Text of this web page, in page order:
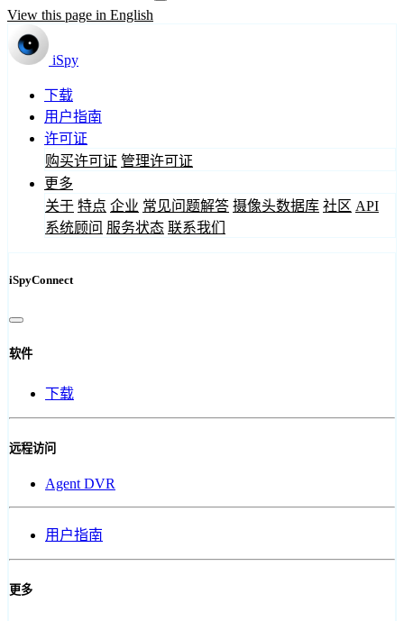
View this page in English
iSpy
下载
用户指南
许可证
购买许可证 管理许可证
更多
关于 特点 企业 常见问题解答 摄像头数据库 社区 API
系统顾问 服务状态 联系我们
iSpyConnect
软件
下载
远程访问
Agent DVR
用户指南
更多